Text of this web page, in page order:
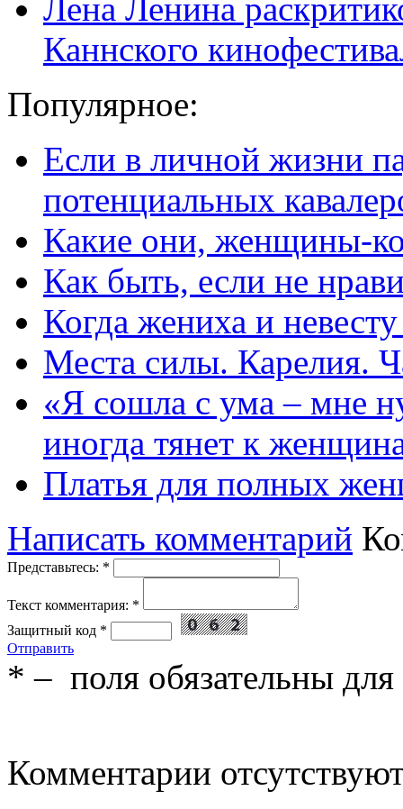
Лена Ленина
Каннского
Популярное:
Если в личной жизни
потенциальных
Какие они, женщины-
Как быть, если не
Когда жениха и
Места силы. Карелия.
«Я сошла с ума – мне
иногда тянет к
Платья для полных
Написать комментарий
Представьтесь: *
Текст комментария: *
Защитный код *
Отправить
* – поля обязательны для
Комментарии